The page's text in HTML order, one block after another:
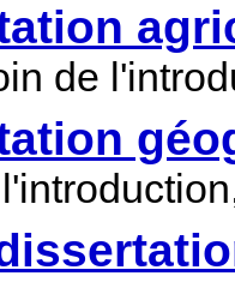
de